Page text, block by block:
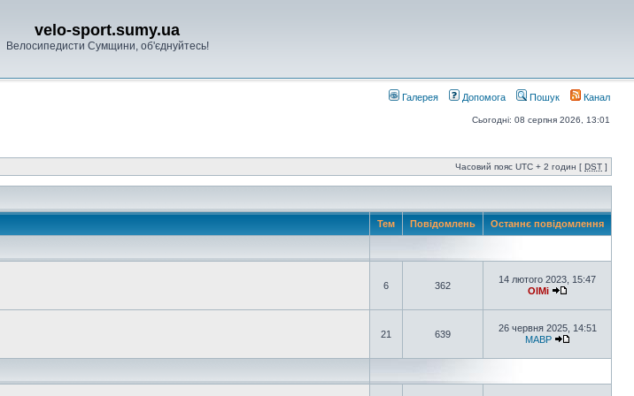
velo-sport.sumy.ua
Велосипедисти Сумщини, об'єднуйтесь!
Галерея Допомога Пошук Канал
Сьогодні: 08 серпня 2026, 13:01
Часовий пояс UTC + 2 годин [ DST ]
Тем Повідомлень Останнє повідомлення
6 362
14 лютого 2023, 15:47
OlMi
21 639
26 червня 2025, 14:51
MABP